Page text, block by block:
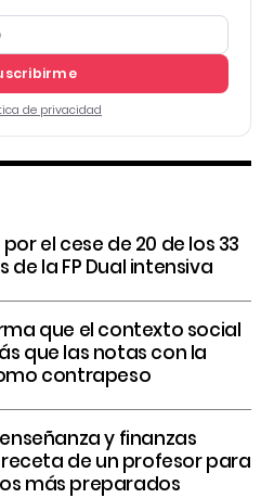
de privacidad
el cese de 20 de los 33
la FP Dual intensiva
que el contexto social
que las notas con la
contrapeso
y finanzas
de un profesor para
más preparados